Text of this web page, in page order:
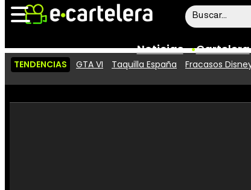
Noticias Cartelera
Vídeos
Taquilla
TENDENCIAS GTA VI Taquilla España Fracasos